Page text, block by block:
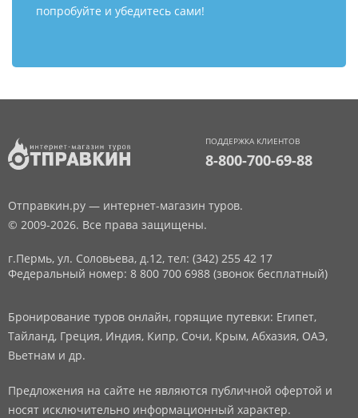
попробуйте и убедитесь сами!
ПОДДЕРЖКА КЛИЕНТОВ
8-800-700-69-88
Отправкин.ру — интернет-магазин туров.
© 2009-2026. Все права защищены.
г.Пермь, ул. Соловьева, д.12, тел: (342) 255 42 17
Федеральный номер: 8 800 700 6988 (звонок бесплатный)
Бронирование туров онлайн, горящие путевки: Египет,
Тайланд, Греция, Индия, Кипр, Сочи, Крым, Абхазия, ОАЭ,
Вьетнам и др.
Предложения на сайте не являются публичной офертой и
носят исключительно информационный характер.